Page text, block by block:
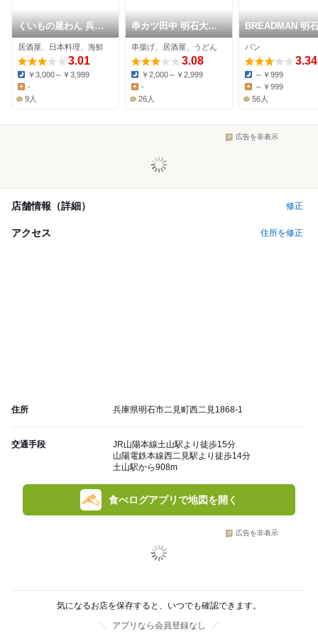
くいもの屋わん 兵庫
大久保駅前店
居酒屋、日本料理、海鮮
3.01
Dinner:
￥3,000～￥3,999
Lunch:
-
9人
串カツ田中 明石大久
保店
串揚げ、居酒屋、うどん
3.08
Dinner:
￥2,000～￥2,999
Lunch:
-
26人
BREADMAN 明
パン
3.34
Dinner:
～￥999
Lunch:
～￥999
56人
広告を非表示
店舗情報（詳細） 修正
アクセス 住所を修正
住所 兵庫県明石市二見町西二見1868-1
交通手段
JR山陽本線土山駅より徒歩15分
山陽電鉄本線西二見駅より徒歩14分
土山駅から908m
食べログアプリで地図を開く
広告を非表示
気になるお店を保存すると、いつでも確認できます。
アプリなら会員登録なし